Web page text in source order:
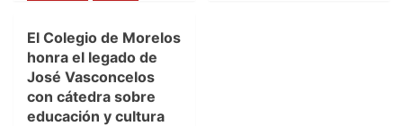
El Colegio de Morelos
honra el legado de
José Vasconcelos
con cátedra sobre
educación y cultura